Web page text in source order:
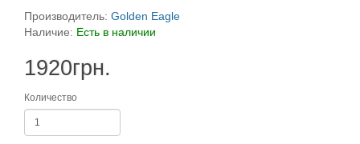
Производитель: Golden Eagle
Наличие: Есть в наличии
1920грн.
Количество